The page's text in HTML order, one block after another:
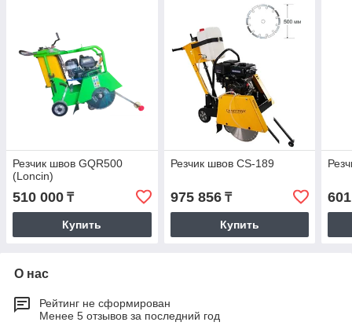
Резчик швов GQR500
(Loncin)
510 000 ₸
Купить
Резчик швов CS-189
975 856₸
Купить
О нас
Рейтинг не сформирован
Менее 5 отзывов за последний год